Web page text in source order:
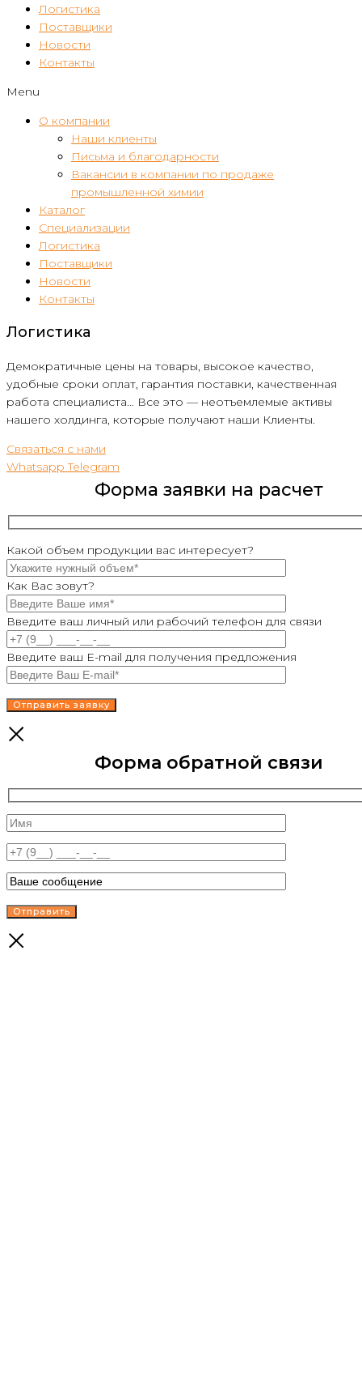
Логистика
Поставщики
Новости
Контакты
Menu
О компании
Наши клиенты
Письма и благодарности
Вакансии в компании по продаже
промышленной химии
Каталог
Специализации
Логистика
Поставщики
Новости
Контакты
Логистика
Демократичные цены на товары, высокое качество,
удобные сроки оплат, гарантия поставки, качественная
работа специалиста… Все это — неотъемлемые активы
нашего холдинга, которые получают наши Клиенты.
Связаться с нами
Whatsapp Telegram
Форма заявки на расчет
Какой объем продукции вас интересует?
Как Вас зовут?
Введите ваш личный или рабочий телефон для связи
Введите ваш E-mail для получения предложения
Форма обратной связи